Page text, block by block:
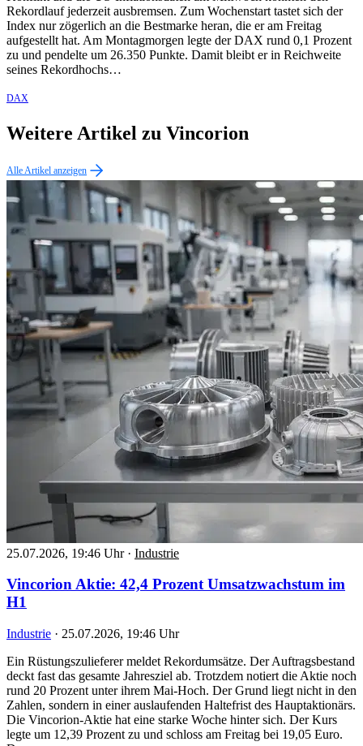
Rekordlauf jederzeit ausbremsen. Zum Wochenstart tastet sich der
Index nur zögerlich an die Bestmarke heran, die er am Freitag
aufgestellt hat. Am Montagmorgen legte der DAX rund 0,1 Prozent
zu und pendelte um 26.350 Punkte. Damit bleibt er in Reichweite
seines Rekordhochs…
DAX
Weitere Artikel zu Vincorion
Alle Artikel anzeigen
25.07.2026, 19:46 Uhr · Industrie
Vincorion Aktie: 42,4 Prozent Umsatzwachstum im
H1
Industrie · 25.07.2026, 19:46 Uhr
Ein Rüstungszulieferer meldet Rekordumsätze. Der Auftragsbestand
deckt fast das gesamte Jahresziel ab. Trotzdem notiert die Aktie noch
rund 20 Prozent unter ihrem Mai-Hoch. Der Grund liegt nicht in den
Zahlen, sondern in einer auslaufenden Haltefrist des Hauptaktionärs.
Die Vincorion-Aktie hat eine starke Woche hinter sich. Der Kurs
legte um 12,39 Prozent zu und schloss am Freitag bei 19,05 Euro.